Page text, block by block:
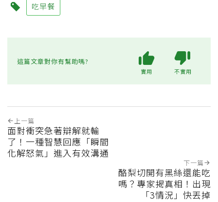
吃早餐
這篇文章對你有幫助嗎?
實用 不實用
上一篇
面對衝突急著辯解就輸
了！一種智慧回應「瞬間
化解怒氣」進入有效溝通
下一篇
酪梨切開有黑絲還能吃
嗎？專家揭真相！出現
「3情況」快丟掉